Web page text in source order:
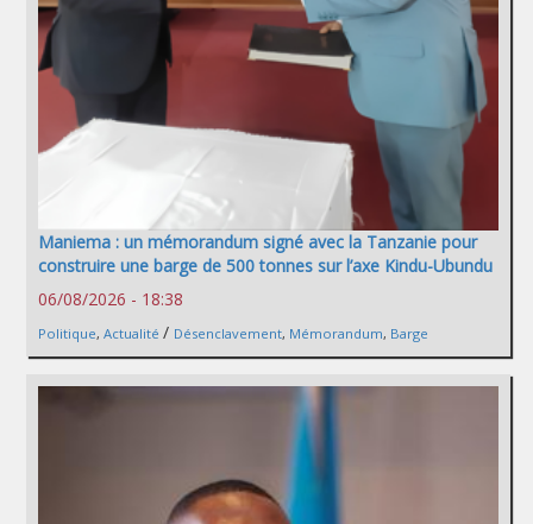
Maniema : un mémorandum signé avec la Tanzanie pour
construire une barge de 500 tonnes sur l’axe Kindu-Ubundu
06/08/2026 - 18:38
Politique, Actualité / Désenclavement, Mémorandum, Barge